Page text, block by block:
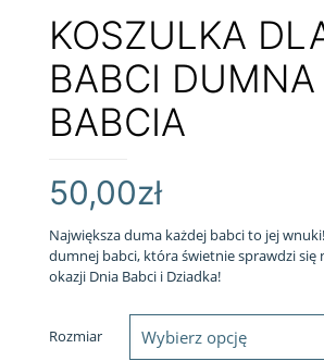
KOSZULKA
BABCI DUMNA
BABCIA
50,00zł
Największa duma każdej babci to jej
dumnej babci, która świetnie sprawdzi się
okazji Dnia Babci i Dziadka!
Rozmiar